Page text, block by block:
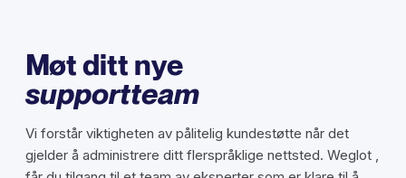
Møt ditt nye
supportteam
Vi forstår viktigheten av pålitelig kundestøtte når det
gjelder å administrere ditt flerspråklige nettsted. Weglot ,